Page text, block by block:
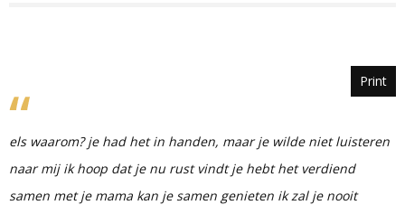
Print
els waarom? je had het in handen, maar je wilde niet luisteren
naar mij ik hoop dat je nu rust vindt je hebt het verdiend
samen met je mama kan je samen genieten ik zal je nooit